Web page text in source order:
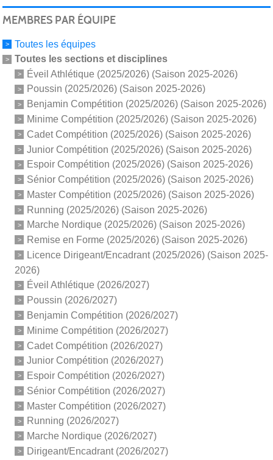
MEMBRES PAR ÉQUIPE
Toutes les équipes
Toutes les sections et disciplines
Éveil Athlétique (2025/2026) (Saison 2025-2026)
Poussin (2025/2026) (Saison 2025-2026)
Benjamin Compétition (2025/2026) (Saison 2025-2026)
Minime Compétition (2025/2026) (Saison 2025-2026)
Cadet Compétition (2025/2026) (Saison 2025-2026)
Junior Compétition (2025/2026) (Saison 2025-2026)
Espoir Compétition (2025/2026) (Saison 2025-2026)
Sénior Compétition (2025/2026) (Saison 2025-2026)
Master Compétition (2025/2026) (Saison 2025-2026)
Running (2025/2026) (Saison 2025-2026)
Marche Nordique (2025/2026) (Saison 2025-2026)
Remise en Forme (2025/2026) (Saison 2025-2026)
Licence Dirigeant/Encadrant (2025/2026) (Saison 2025-
2026)
Éveil Athlétique (2026/2027)
Poussin (2026/2027)
Benjamin Compétition (2026/2027)
Minime Compétition (2026/2027)
Cadet Compétition (2026/2027)
Junior Compétition (2026/2027)
Espoir Compétition (2026/2027)
Sénior Compétition (2026/2027)
Master Compétition (2026/2027)
Running (2026/2027)
Marche Nordique (2026/2027)
Dirigeant/Encadrant (2026/2027)